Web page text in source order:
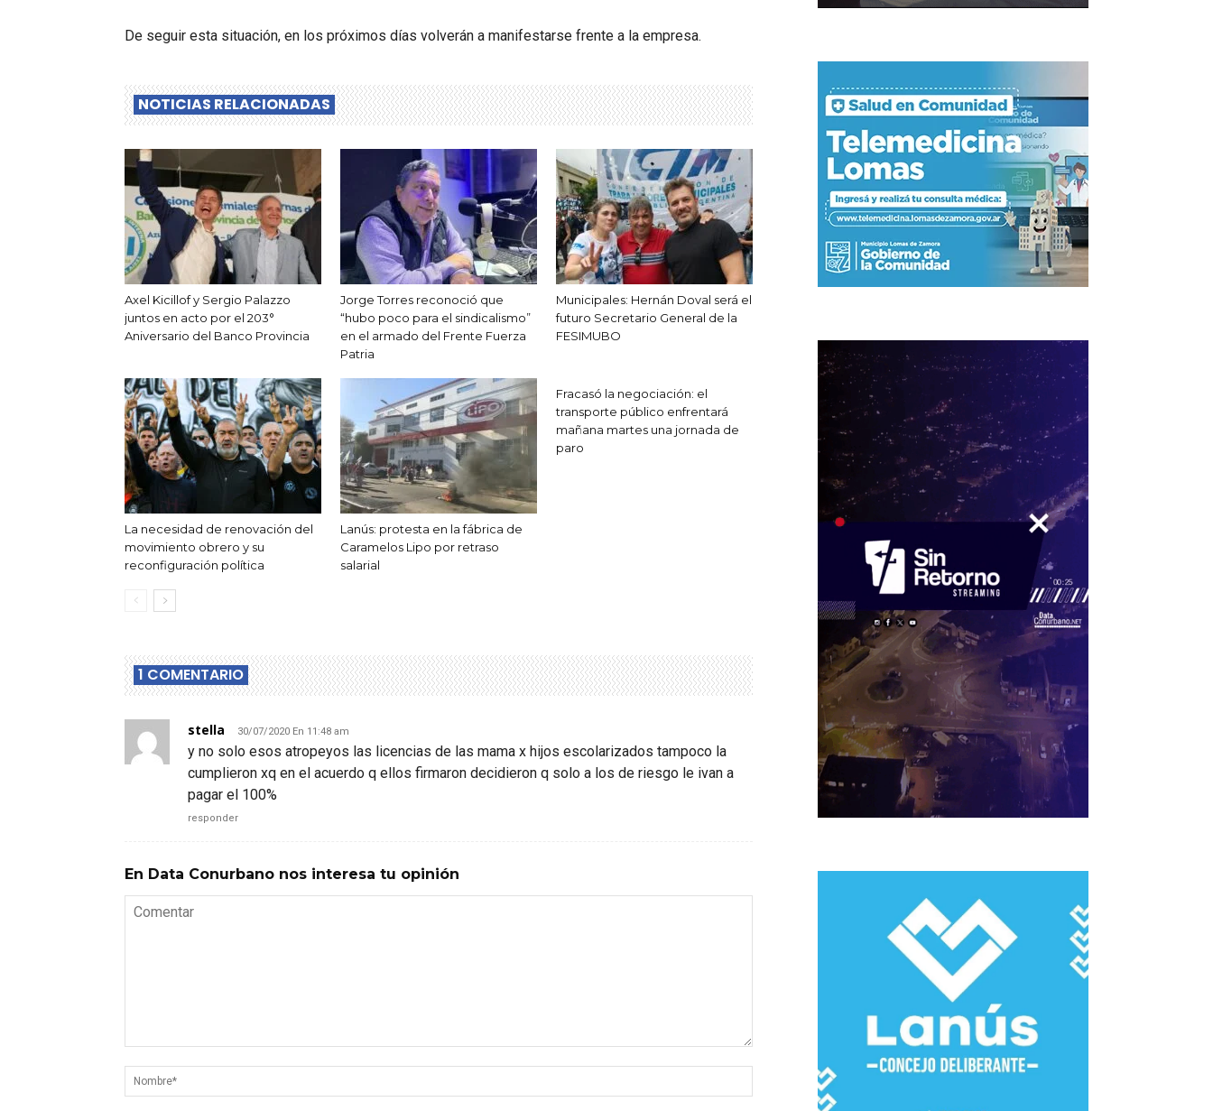
De seguir esta situación, en los próximos días volverán a manifestarse frente a la empresa.
NOTICIAS RELACIONADAS
Axel Kicillof y Sergio Palazzo
juntos en acto por el 203°
Aniversario del Banco Provincia
Jorge Torres reconoció que
“hubo poco para el sindicalismo”
en el armado del Frente Fuerza
Patria
Municipales: Hernán Doval será el
futuro Secretario General de la
FESIMUBO
La necesidad de renovación del
movimiento obrero y su
reconfiguración política
Lanús: protesta en la fábrica de
Caramelos Lipo por retraso
salarial
Fracasó la negociación: el
transporte público enfrentará
mañana martes una jornada de
paro
1 COMENTARIO
stella 30/07/2020 En 11:48 am
y no solo esos atropeyos las licencias de las mama x hijos escolarizados tampoco la
cumplieron xq en el acuerdo q ellos firmaron decidieron q solo a los de riesgo le ivan a
pagar el 100%
responder
En Data Conurbano nos interesa tu opinión